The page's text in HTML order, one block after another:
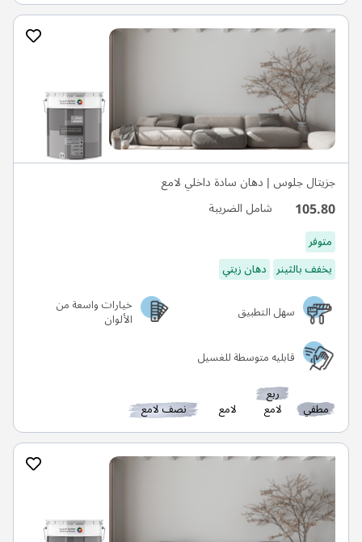
جزيتال جلوس | دهان سادة داخلي لامع
105.80 شامل الضريبة
متوفر
يخفف بالثينر دهان زيتي
سهل التطبيق
خيارات واسعة من
الألوان
قابليه متوسطة للغسيل
مطفي
ربع
لامع لامع نصف لامع